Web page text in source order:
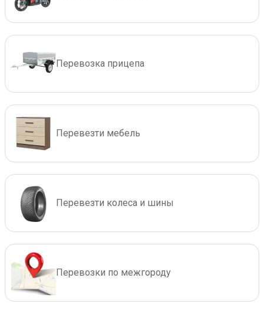
Перевозка прицепа
Перевезти мебель
Перевезти колеса и шины
Перевозки по межгороду